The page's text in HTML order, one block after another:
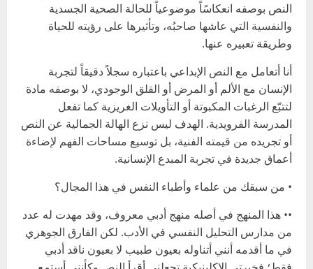
النص بوصفه انعكاسًاً موضوعياً للحالة الصحية الجسدية
والنفسية التي عاشها صاحبُه، وتأثيرها على رؤيته للحياة
وطريقة تعبيره عنها.
أنا أتعامل مع النص الإبداعي باعتباره سجلاً دقيقاً لتجربة
الإنسان مع الألم أو المرض أو القلق الوجودي، لا بوصفه مادة
لتتبّع الرغبات المكبوتة أو التأويلات الغريزية كما تفعل
المدرسة الفرويدية. الهدف ليس نزع الهالة الجمالية عن النص
أو تجريده من قيمته الفنية، بل توسيع مساحات الفهم لإضاءة
أعماق جديدة في تجربة المبدع الإنسانية.
• من سبقك من علماء وأطباء النفس في هذا المجال؟
•• هذا المنهج في أصله منهج أدبي معروف، وقد مهدت له عدد
من مدارس التحليل النفسي في الأدب. لكن الفارق الجوهري
في ما أقدمه أنني أتناوله بعيون طبيب لا بعيون ناقد أدبي